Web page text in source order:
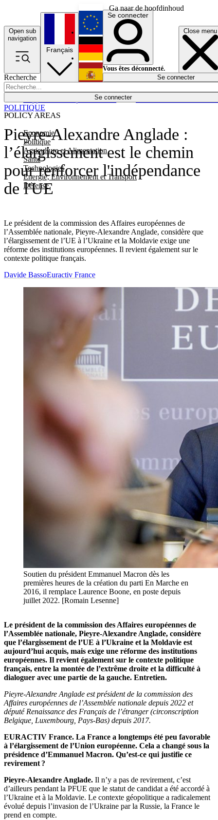
Ga naar de hoofdinhoud
Open sub
navigation
Close menu
Recherche
Se connecter
POLICY AREAS
Economie
Politique
Agriculture et Alimentation
Santé
Technologies
Energie, Environnement et Transport
Défense
Économie
Français
English
Deutsch
Español
Se connecter
Vous êtes déconnecté.
Se connecter
Pieyre-Alexandre Anglade :
l’élargissement est le chemin
pour renforcer l'indépendance
de l'UE
Le président de la commission des Affaires européennes de
l’Assemblée nationale, Pieyre-Alexandre Anglade, considère que
l’élargissement de l’UE à l’Ukraine et la Moldavie exige une
réforme des institutions européennes. Il revient également sur le
contexte politique français.
POLITIQUE
Davide BassoEuractiv France
Soutien du président Emmanuel Macron dès les
premières heures de la création du parti En Marche en
2016, il remplace Laurence Boone, en poste depuis
juillet 2022. [Romain Lesenne]
Le président de la commission des Affaires européennes de
l’Assemblée nationale, Pieyre-Alexandre Anglade, considère
que l’élargissement de l’UE à l’Ukraine et la Moldavie est
aujourd’hui acquis, mais exige une réforme des institutions
européennes. Il revient également sur le contexte politique
français, entre la montée de l’extrême droite et la difficulté à
dialoguer avec une partie de la gauche. Entretien.
Pieyre-Alexandre Anglade est président de la commission des
Affaires européennes de l’Assemblée nationale depuis 2022 et
député Renaissance des Français de l’étranger (circonscription
Belgique, Luxembourg, Pays-Bas) depuis 2017.
EURACTIV France. La France a longtemps été peu favorable
à l’élargissement de l’Union européenne. Cela a changé sous la
présidence d’Emmanuel Macron. Qu’est-ce qui justifie ce
revirement ?
Pieyre-Alexandre Anglade. Il n’y a pas de revirement, c’est
d’ailleurs pendant la PFUE que le statut de candidat a été accordé à
l’Ukraine et à la Moldavie. Le contexte géopolitique a radicalement
évolué depuis l’invasion de l’Ukraine par la Russie, la France le
prend en compte.